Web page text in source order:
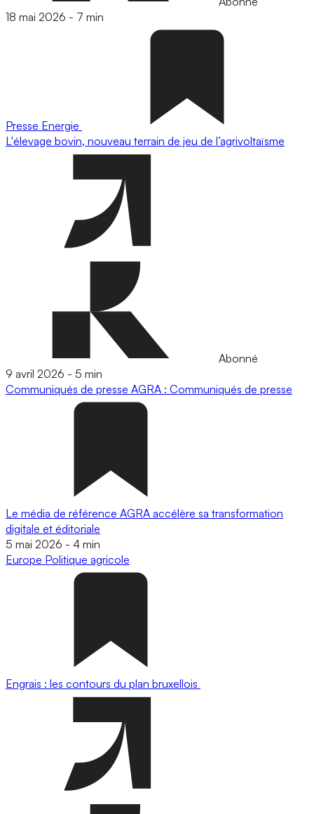
18 mai 2026 - 7 min
Presse Energie
L'élevage bovin, nouveau terrain de jeu de l’agrivoltaïsme
Abonné
9 avril 2026 - 5 min
Communiqués de presse AGRA : Communiqués de presse
Le média de référence AGRA accélère sa transformation
digitale et éditoriale
5 mai 2026 - 4 min
Europe Politique agricole
Engrais : les contours du plan bruxellois